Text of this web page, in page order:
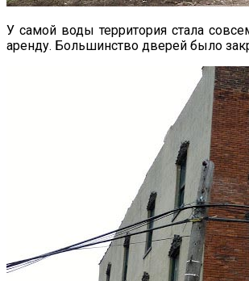
У самой воды территория стала
аренду. Большинство дверей было